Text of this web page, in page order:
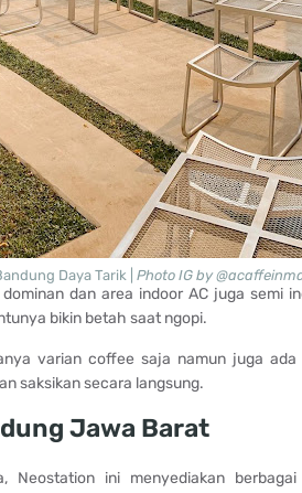
Daya Tarik | Photo IG by
dan area indoor AC juga semi
bikin betah saat ngopi.
varian coffee saja namun juga ada
saksikan secara langsung.
Jawa Barat
Neostation ini menyediakan